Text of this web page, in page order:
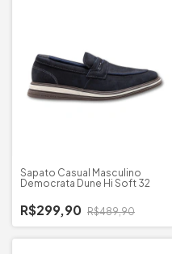
Sapato Casual Masculino
Democrata Dune Hi Soft 32
R$299,90 R$489,90